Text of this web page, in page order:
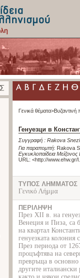
Γενικά θέματα>Βυζαντινή
Генуезци в
Συγγραφή : Rakova
Για παραπομπή: Rakova
Εγκυκλοπαίδεια
URL: <http://www.ehw.gr/
ΤΥΠΟΣ ΛΗΜΜΑΤΟΣ
Γενικό Λήμμα
ΠΕΡΙΛΗΨΗ
През ХІІ в. на
Венеция и Пиза, са
на квартал
генуезката
През периода от
процъфтява на
превръща в основно
другите италиански